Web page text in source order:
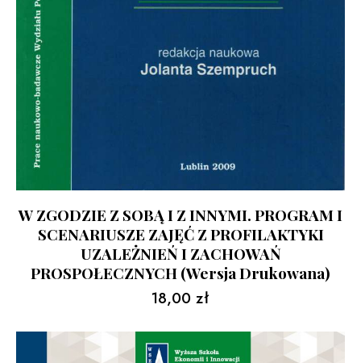
W ZGODZIE Z SOBĄ I Z INNYMI. PROGRAM I
SCENARIUSZE ZAJĘĆ Z PROFILAKTYKI
UZALEŻNIEŃ I ZACHOWAŃ
PROSPOŁECZNYCH (wersja Drukowana)
18,00 zł